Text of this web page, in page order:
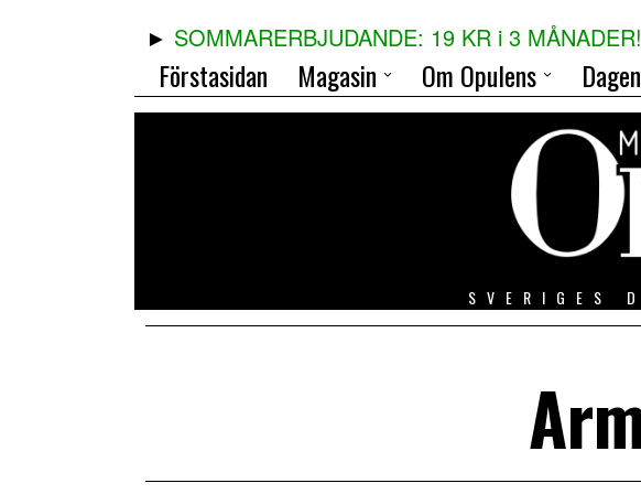
SOMMARERBJUDANDE: 19 KR i 3 MÅNADER!
Förstasidan Magasin Om Opulens
SVERIGES